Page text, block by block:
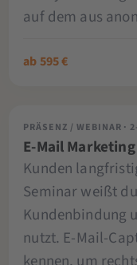
auf dem aus
ab 595 €
PRÄSENZ / WEBINAR ·
E-Mail Marketing
Kunden
Seminar weißt
Kundenbindung
nutzt. E-Mail-